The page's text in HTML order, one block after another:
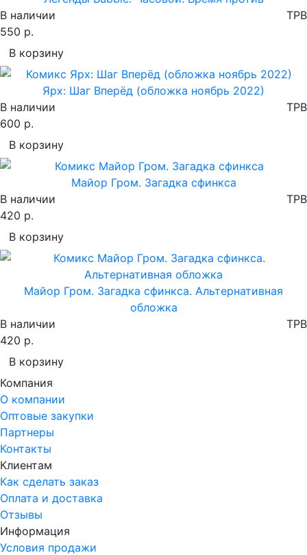
В наличии
TPB
550 р.
В корзину
Ярх: Шаг Вперёд (обложка ноябрь 2022)
В наличии
TPB
600 р.
В корзину
Майор Гром. Загадка сфинкса
В наличии
TPB
420 р.
В корзину
Майор Гром. Загадка сфинкса. Альтернативная
обложка
В наличии
TPB
420 р.
В корзину
Компания
О компании
Оптовые закупки
Партнеры
Контакты
Клиентам
Как сделать заказ
Оплата и доставка
Отзывы
Информация
Условия продажи